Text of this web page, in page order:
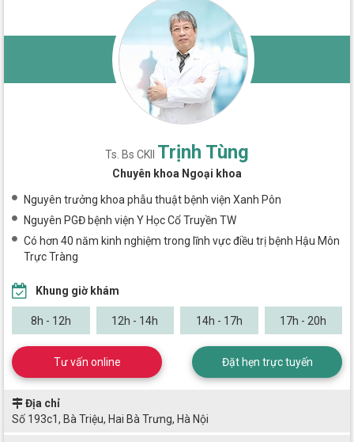
Ts. Bs CKII Trịnh Tùng
Chuyên khoa Ngoại khoa
Nguyên trưởng khoa phẫu thuật bệnh viện Xanh Pôn
Nguyên PGĐ bệnh viện Y Học Cổ Truyền TW
Có hơn 40 năm kinh nghiệm trong lĩnh vực điều trị bệnh Hậu Môn
Trực Tràng
Khung giờ khám
8h - 12h 12h - 14h 14h - 17h 17h - 20h
Tư vấn online Đặt hẹn trực tuyến
Địa chỉ
Số 193c1, Bà Triệu, Hai Bà Trưng, Hà Nội